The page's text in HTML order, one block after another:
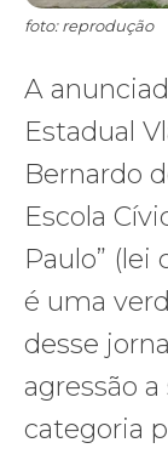
foto: reprodução
A
Estadual
Bernardo
Escola
Paulo” (lei
é uma
desse
agressão
categoria